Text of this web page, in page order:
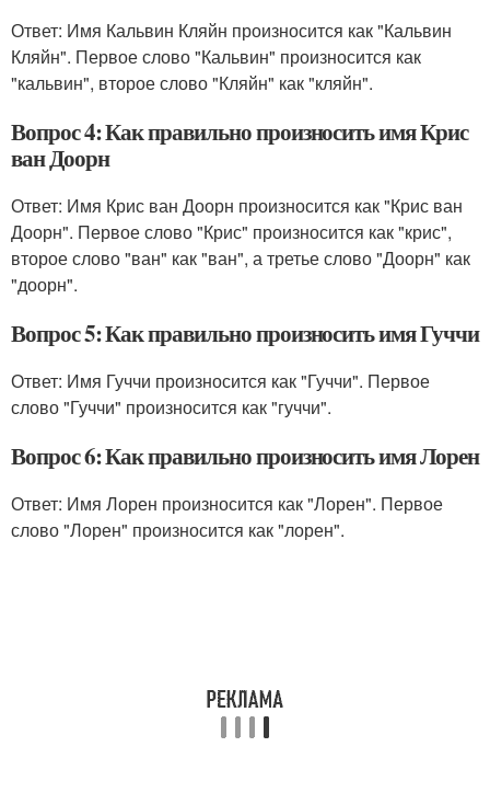
Ответ: Имя Кальвин Кляйн произносится как "Кальвин
Кляйн". Первое слово "Кальвин" произносится как
"кальвин", второе слово "Кляйн" как "кляйн".
Вопрос 4: Как правильно произносить имя Крис
ван Доорн
Ответ: Имя Крис ван Доорн произносится как "Крис ван
Доорн". Первое слово "Крис" произносится как "крис",
второе слово "ван" как "ван", а третье слово "Доорн" как
"доорн".
Вопрос 5: Как правильно произносить имя Гуччи
Ответ: Имя Гуччи произносится как "Гуччи". Первое
слово "Гуччи" произносится как "гуччи".
Вопрос 6: Как правильно произносить имя Лорен
Ответ: Имя Лорен произносится как "Лорен". Первое
слово "Лорен" произносится как "лорен".